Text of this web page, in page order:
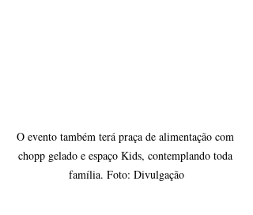
O evento também terá praça de alimentação com
chopp gelado e espaço Kids, contemplando toda
família. Foto: Divulgação